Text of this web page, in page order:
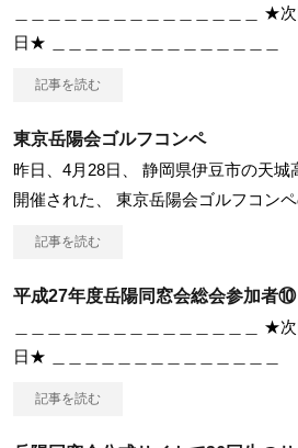
＿＿＿＿＿＿＿＿＿＿＿＿＿＿＿ ★
日★ ＿＿＿＿＿＿＿＿＿＿＿＿＿＿
記事を読む
東京岳陽会ゴルフコンペ
昨日、4月28日、 静岡県伊豆市の天城
開催された、 東京岳陽会ゴルフコン
記事を読む
平成27年度岳陽同窓会総会参加者⑩
＿＿＿＿＿＿＿＿＿＿＿＿＿＿＿ ★
日★ ＿＿＿＿＿＿＿＿＿＿＿＿＿＿
記事を読む